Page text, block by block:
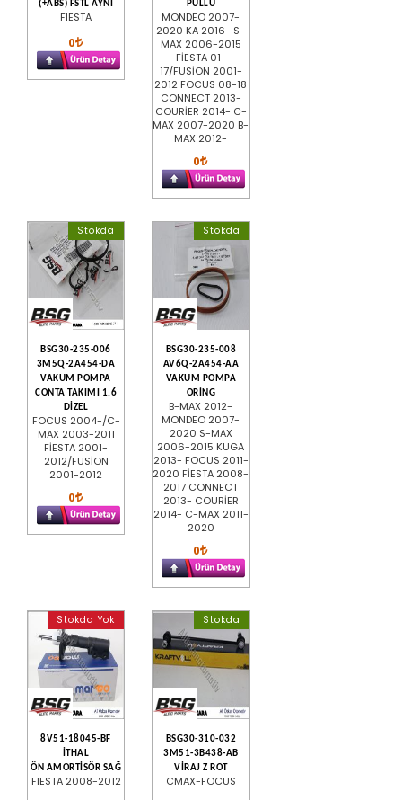
(+ABS) FSTL AYNI
FIESTA
0
PULLU
MONDEO 2007-
2020 KA 2016- S-
MAX 2006-2015
FİESTA 01-
17/FUSİON 2001-
2012 FOCUS 08-18
CONNECT 2013-
COURİER 2014- C-
MAX 2007-2020 B-
MAX 2012-
0
Stokda
BSG30-235-006
3M5Q-2A454-DA
VAKUM POMPA
CONTA TAKIMI 1.6
DİZEL
FOCUS 2004-/C-
MAX 2003-2011
FİESTA 2001-
2012/FUSİON
2001-2012
0
Stokda
BSG30-235-008
AV6Q-2A454-AA
VAKUM POMPA
ORİNG
B-MAX 2012-
MONDEO 2007-
2020 S-MAX
2006-2015 KUGA
2013- FOCUS 2011-
2020 FİESTA 2008-
2017 CONNECT
2013- COURİER
2014- C-MAX 2011-
2020
0
Stokda Yok
8V51-18045-BF
İTHAL
ÖN AMORTİSÖR SAĞ
FIESTA 2008-2012
Stokda
BSG30-310-032
3M51-3B438-AB
VİRAJ Z ROT
CMAX-FOCUS